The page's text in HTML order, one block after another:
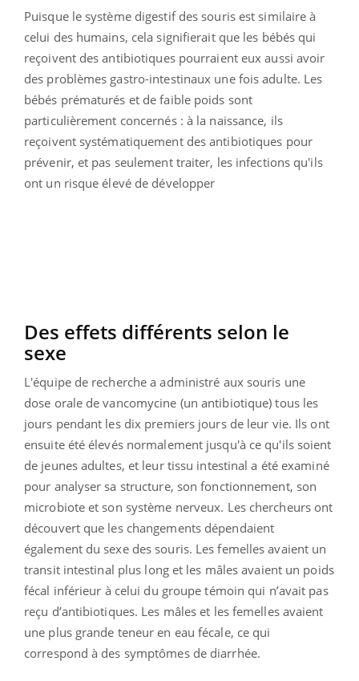
Puisque le système digestif des souris est similaire à
celui des humains, cela signifierait que les bébés qui
reçoivent des antibiotiques pourraient eux aussi avoir
des problèmes gastro-intestinaux une fois adulte. Les
bébés prématurés et de faible poids sont
particulièrement concernés : à la naissance, ils
reçoivent systématiquement des antibiotiques pour
prévenir, et pas seulement traiter, les infections qu'ils
ont un risque élevé de développer
Des effets différents selon le
sexe
L'équipe de recherche a administré aux souris une
dose orale de vancomycine (un antibiotique) tous les
jours pendant les dix premiers jours de leur vie. Ils ont
ensuite été élevés normalement jusqu'à ce qu'ils soient
de jeunes adultes, et leur tissu intestinal a été examiné
pour analyser sa structure, son fonctionnement, son
microbiote et son système nerveux. Les chercheurs ont
découvert que les changements dépendaient
également du sexe des souris. Les femelles avaient un
transit intestinal plus long et les mâles avaient un poids
fécal inférieur à celui du groupe témoin qui n’avait pas
reçu d’antibiotiques. Les mâles et les femelles avaient
une plus grande teneur en eau fécale, ce qui
correspond à des symptômes de diarrhée.